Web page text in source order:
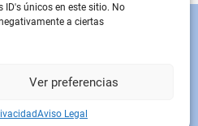
únicos en este sitio. No
a ciertas
Ver preferencias
Aviso Legal